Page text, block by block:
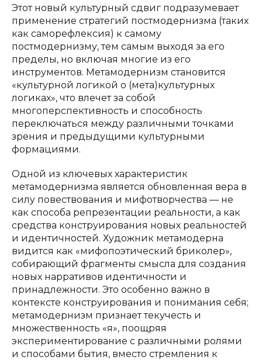
Этот новый культурный сдвиг подразумевает
применение стратегий постмодернизма (таких
как саморефлексия) к самому
постмодернизму, тем самым выходя за его
пределы, но включая многие из его
инструментов. Метамодернизм становится
«культурной логикой о (мета)культурных
логиках», что влечет за собой
многоперспективность и способность
переключаться между различными точками
зрения и предыдущими культурными
формациями.
Одной из ключевых характеристик
метамодернизма является обновленная вера в
силу повествования и мифотворчества — не
как способа репрезентации реальности, а как
средства конструирования новых реальностей
и идентичностей. Художник метамодерна
видится как «мифопоэтический бриколер»,
собирающий фрагменты смысла для создания
новых нарративов идентичности и
принадлежности. Это особенно важно в
контексте конструирования и понимания себя;
метамодернизм признает текучесть и
множественность «я», поощряя
экспериментирование с различными ролями
и способами бытия, вместо стремления к